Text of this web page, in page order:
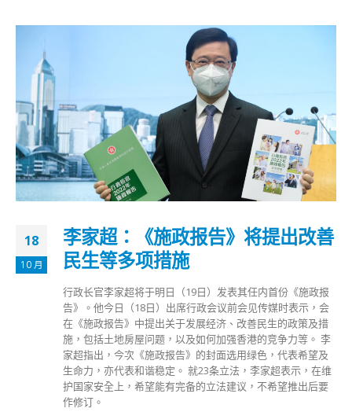
18
10 月
李家超：《施政报告》将提出改善
民生等多项措施
行政长官李家超将于明日（19日）发表其任内首份《施政报
告》。他今日（18日）出席行政会议前会见传媒时表示，会
在《施政报告》中提出关于发展经济、改善民生的政策及措
施，包括土地房屋问题，以及如何加强香港的竞争力等。 李
家超指出，今次《施政报告》的封面选用绿色，代表希望及
生命力，亦代表和谐稳定。 就23条立法，李家超表示，在维
护国家安全上，希望能有完备的立法建议，不希望推出后要
作修订。